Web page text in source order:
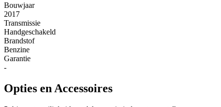
Bouwjaar
2017
Transmissie
Handgeschakeld
Brandstof
Benzine
Garantie
-
Opties en Accessoires